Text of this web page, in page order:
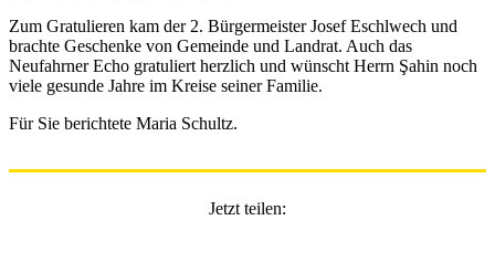
Zum Gratulieren kam der 2. Bürgermeister Josef Eschlwech und
brachte Geschenke von Gemeinde und Landrat. Auch das
Neufahrner Echo gratuliert herzlich und wünscht Herrn Şahin noch
viele gesunde Jahre im Kreise seiner Familie.
Für Sie berichtete Maria Schultz.
Jetzt teilen: